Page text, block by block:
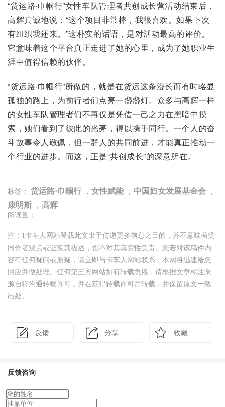
“货运路·巾帼行”女性车队管理者共创成长营活动结束后，
高辉真诚地说：“这个项目非常棒，我很喜欢。如果下次
有组织我还来。”这朴实的话语，是对活动最高的评价。
它意味着这个平台真正走进了她的心里，成为了她职业生
涯中值得信赖的伙伴。
“货运路·巾帼行”所做的，就是在货运这条漫长而有时略显
孤独的路上，为前行者们点亮一盏盏灯。众多与高辉一样
的女性车队管理者们不再仅是凭借一己之力在黑暗中摸
索，她们看到了彼此的光亮，得以携手同行。一个人的奋
斗故事令人敬佩，但一群人的共同前进，才能真正推动一
个行业的进步。而这，正是“共创成长”的深意所在。
标签： 货运路·巾帼行 ， 女性赋能 ， 中国妇女发展基金会 ，
康明斯 ， 高辉
阅读量：
注：1卡车人网站登载此文出于传递更多信息之目的，并不意味着赞
同作者观点或证实其描述，也不对其真实性负责。您若对该稿件内
容有任何疑问或质疑，请立即与卡车人网站联系，本网将迅速给您
回应并做处理。任何第三方网站如有转载意愿，请根据文章标注来
源自行沟通转载许可，并在获得转载许可后转载，并保留原文一致
出处。
反馈 分享 收藏
反馈咨询